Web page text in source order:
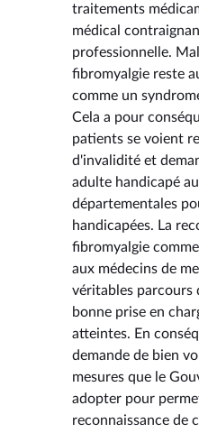
traitements
médical
professionnelle.
fibromyalgie reste
comme un
Cela a pour
patients se voient
d'invalidité et
adulte handicapé
départementales
handicapées. La
fibromyalgie
aux médecins de
véritables parcours
bonne prise en
atteintes. En
demande de bien
mesures que le
adopter pour
reconnaissance de